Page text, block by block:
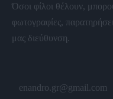
Όσοι φίλοι θέλουν,
φωτογραφίες,
μας διεύθυνση.
enandro.gr@gmail.com